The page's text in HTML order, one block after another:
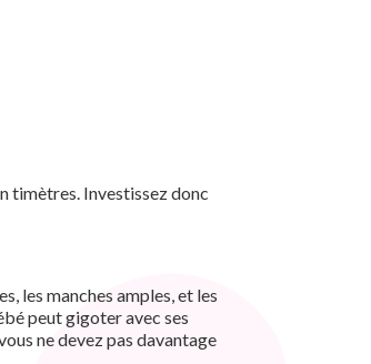
timètres. Investissez donc
les manches amples, et les
peut gigoter avec ses
ne devez pas davantage